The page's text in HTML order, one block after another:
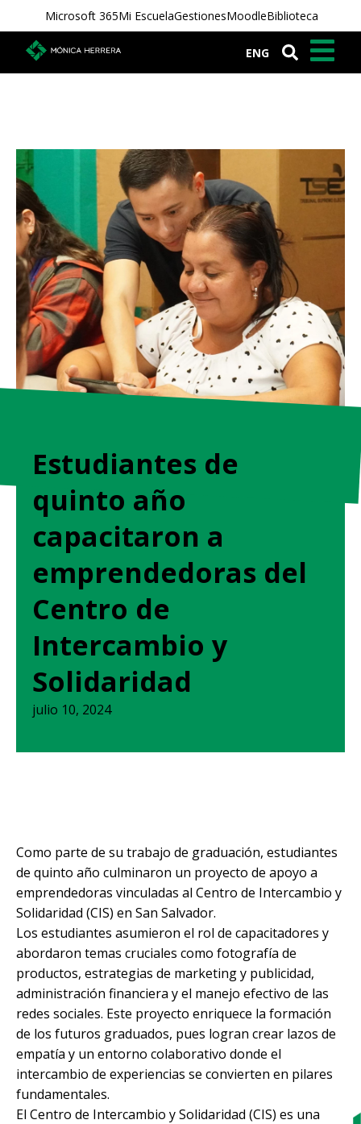
Microsoft 365Mi EscuelaGestionesMoodleBiblioteca
ENG
Estudiantes de
quinto año
capacitaron a
emprendedoras del
Centro de
Intercambio y
Solidaridad
julio 10, 2024
Como parte de su trabajo de graduación, estudiantes
de quinto año culminaron un proyecto de apoyo a
emprendedoras vinculadas al Centro de Intercambio y
Solidaridad (CIS) en San Salvador.
Los estudiantes asumieron el rol de capacitadores y
abordaron temas cruciales como fotografía de
productos, estrategias de marketing y publicidad,
administración financiera y el manejo efectivo de las
redes sociales. Este proyecto enriquece la formación
de los futuros graduados, pues logran crear lazos de
empatía y un entorno colaborativo donde el
intercambio de experiencias se convierten en pilares
fundamentales.
El Centro de Intercambio y Solidaridad (CIS) es una